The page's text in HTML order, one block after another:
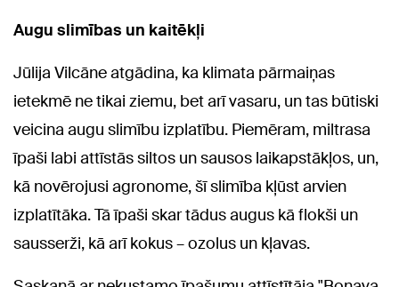
Augu slimības un kaitēkļi
Jūlija Vilcāne atgādina, ka klimata pārmaiņas
ietekmē ne tikai ziemu, bet arī vasaru, un tas būtiski
veicina augu slimību izplatību. Piemēram, miltrasa
īpaši labi attīstās siltos un sausos laikapstākļos, un,
kā novērojusi agronome, šī slimība kļūst arvien
izplatītāka. Tā īpaši skar tādus augus kā flokši un
sausserži, kā arī kokus – ozolus un kļavas.